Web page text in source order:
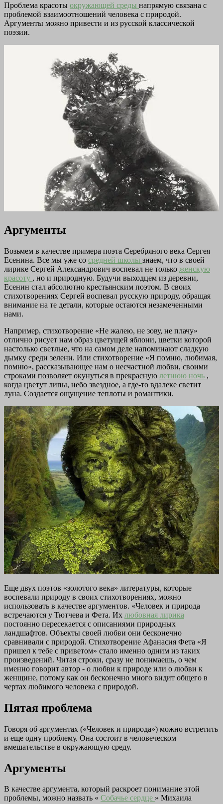
Проблема красоты окружающей среды напрямую связана с
проблемой взаимоотношений человека с природой.
Аргументы можно привести и из русской классической
поэзии.
Аргументы
Возьмем в качестве примера поэта Серебряного века Сергея
Есенина. Все мы уже со средней школы знаем, что в своей
лирике Сергей Александрович воспевал не только женскую
красоту , но и природную. Будучи выходцем из деревни,
Есенин стал абсолютно крестьянским поэтом. В своих
стихотворениях Сергей воспевал русскую природу, обращая
внимание на те детали, которые остаются незамеченными
нами.
Например, стихотворение «Не жалею, не зову, не плачу»
отлично рисует нам образ цветущей яблони, цветки которой
настолько светлые, что на самом деле напоминают сладкую
дымку среди зелени. Или стихотворение «Я помню, любимая,
помню», рассказывающее нам о несчастной любви, своими
строками позволяет окунуться в прекрасную летнюю ночь ,
когда цветут липы, небо звездное, а где-то вдалеке светит
луна. Создается ощущение теплоты и романтики.
Еще двух поэтов «золотого века» литературы, которые
воспевали природу в своих стихотворениях, можно
использовать в качестве аргументов. «Человек и природа
встречаются у Тютчева и Фета. Их любовная лирика
постоянно пересекается с описаниями природных
ландшафтов. Объекты своей любви они бесконечно
сравнивали с природой. Стихотворение Афанасия Фета «Я
пришел к тебе с приветом» стало именно одним из таких
произведений. Читая строки, сразу не понимаешь, о чем
именно говорит автор - о любви к природе или о любви к
женщине, потому как он бесконечно много видит общего в
чертах любимого человека с природой.
Пятая проблема
Говоря об аргументах («Человек и природа») можно встретить
и еще одну проблему. Она состоит в человеческом
вмешательстве в окружающую среду.
Аргументы
В качестве аргумента, который раскроет понимание этой
проблемы, можно назвать « Собачье сердце » Михаила